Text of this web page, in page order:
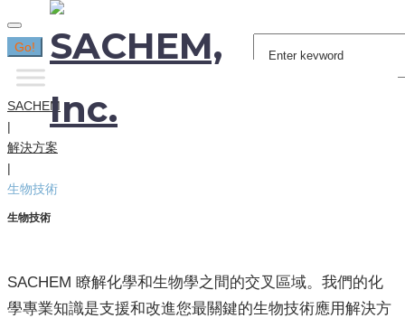
Search
for:
Go!
SACHEM
|
解決方案
|
生物技術
生物技術
SACHEM 瞭解化學和生物學之間的交叉區域。我們的化
學專業知識是支援和改進您最關鍵的生物技術應用解決方